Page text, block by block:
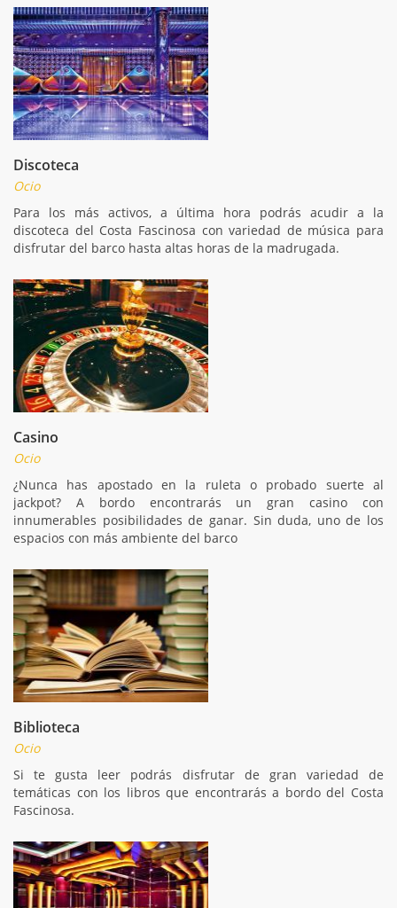
Discoteca
Ocio
Para los más activos, a última hora podrás acudir a la
discoteca del Costa Fascinosa con variedad de música para
disfrutar del barco hasta altas horas de la madrugada.
Casino
Ocio
¿Nunca has apostado en la ruleta o probado suerte al
jackpot? A bordo encontrarás un gran casino con
innumerables posibilidades de ganar. Sin duda, uno de los
espacios con más ambiente del barco
Biblioteca
Ocio
Si te gusta leer podrás disfrutar de gran variedad de
temáticas con los libros que encontrarás a bordo del Costa
Fascinosa.